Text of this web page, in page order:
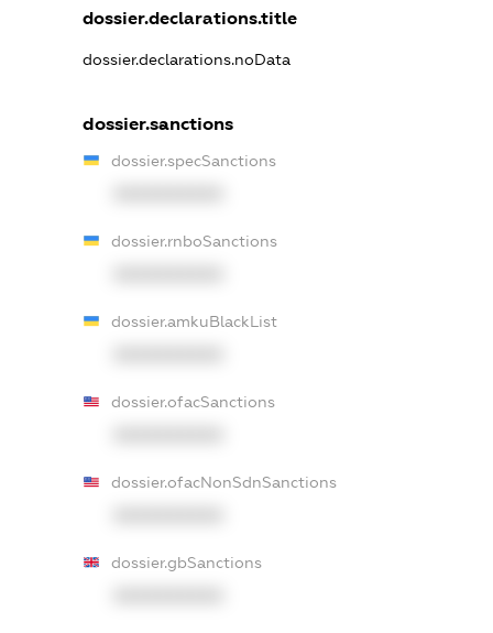
dossier.declarations.title
dossier.declarations.noData
dossier.sanctions
dossier.specSanctions
dossier.rnboSanctions
dossier.amkuBlackList
dossier.ofacSanctions
dossier.ofacNonSdnSanctions
dossier.gbSanctions